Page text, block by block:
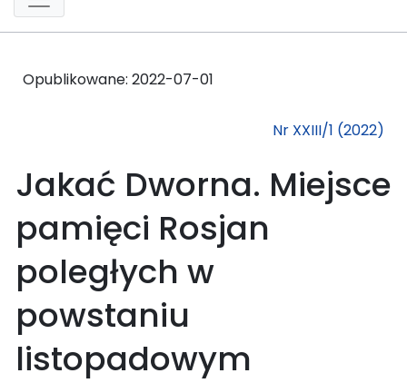
Opublikowane: 2022-07-01
Nr XXIII/1 (2022)
Jakać Dworna. Miejsce
pamięci Rosjan
poległych w
powstaniu
listopadowym